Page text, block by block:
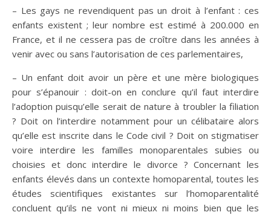
– Les gays ne revendiquent pas un droit à l’enfant : ces
enfants existent ; leur nombre est estimé à 200.000 en
France, et il ne cessera pas de croître dans les années à
venir avec ou sans l’autorisation de ces parlementaires,
– Un enfant doit avoir un père et une mère biologiques
pour s’épanouir : doit-on en conclure qu’il faut interdire
l’adoption puisqu’elle serait de nature à troubler la filiation
? Doit on l’interdire notamment pour un célibataire alors
qu’elle est inscrite dans le Code civil ? Doit on stigmatiser
voire interdire les familles monoparentales subies ou
choisies et donc interdire le divorce ? Concernant les
enfants élevés dans un contexte homoparental, toutes les
études scientifiques existantes sur l’homoparentalité
concluent qu’ils ne vont ni mieux ni moins bien que les